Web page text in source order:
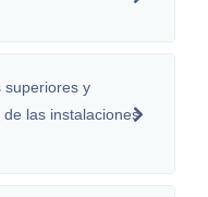
superiores y
las instalaciones